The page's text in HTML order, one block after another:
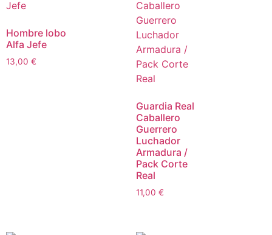
Hombre lobo
Alfa Jefe
13,00 €
Guardia Real
Caballero
Guerrero
Luchador
Armadura /
Pack Corte
Real
11,00 €